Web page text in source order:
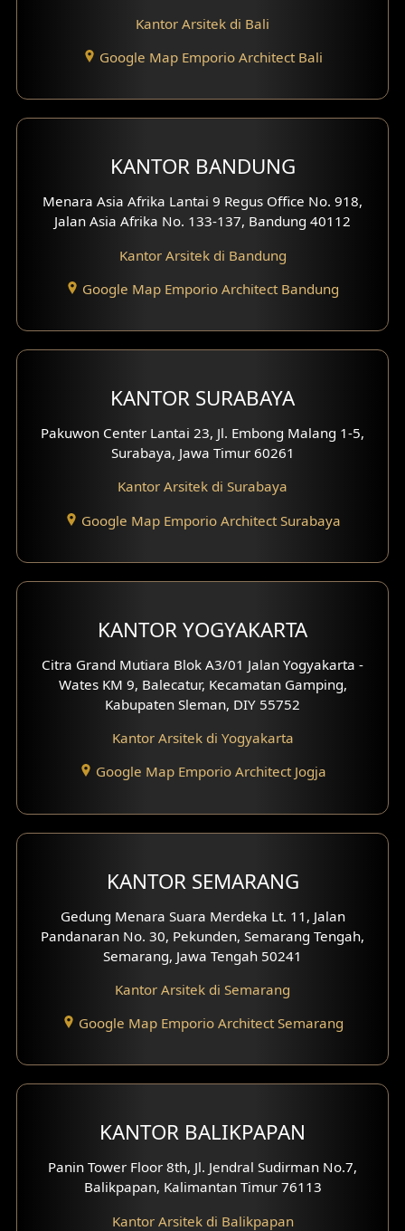
Desain Kantor
Desain Paviliun
Desain Interior Klinik
Desain Interior Kantor
Eksterior dengan Pagar
Fasad Ruko
Fasad Paviliun
Fasad Klinik
Desain Mezanin
Desain Rumah Moroccan
Desain Rumah Scandinavian
Desain Balkon
Desain Void
Desain Toilet Tamu
Desain Kanopi
Desain Koridor
Desain Mini Theater
Fasad Rumah Villa Bali
Kantor Arsitek di Bali
Google Map Emporio Architect Bali
KANTOR BANDUNG
Menara Asia Afrika Lantai 9 Regus Office No. 918,
Jalan Asia Afrika No. 133-137, Bandung 40112
Kantor Arsitek di Bandung
Google Map Emporio Architect Bandung
KANTOR SURABAYA
Pakuwon Center Lantai 23, Jl. Embong Malang 1-5,
Surabaya, Jawa Timur 60261
Kantor Arsitek di Surabaya
Google Map Emporio Architect Surabaya
KANTOR YOGYAKARTA
Citra Grand Mutiara Blok A3/01 Jalan Yogyakarta -
Wates KM 9, Balecatur, Kecamatan Gamping,
Kabupaten Sleman, DIY 55752
Kantor Arsitek di Yogyakarta
Google Map Emporio Architect Jogja
KANTOR SEMARANG
Gedung Menara Suara Merdeka Lt. 11, Jalan
Pandanaran No. 30, Pekunden, Semarang Tengah,
Semarang, Jawa Tengah 50241
Kantor Arsitek di Semarang
Google Map Emporio Architect Semarang
KANTOR BALIKPAPAN
Panin Tower Floor 8th, Jl. Jendral Sudirman No.7,
Balikpapan, Kalimantan Timur 76113
Kantor Arsitek di Balikpapan